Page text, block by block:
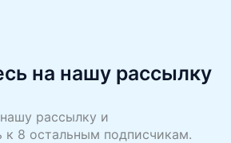
на нашу рассылку
рассылку и
к 8 остальным подписчикам.